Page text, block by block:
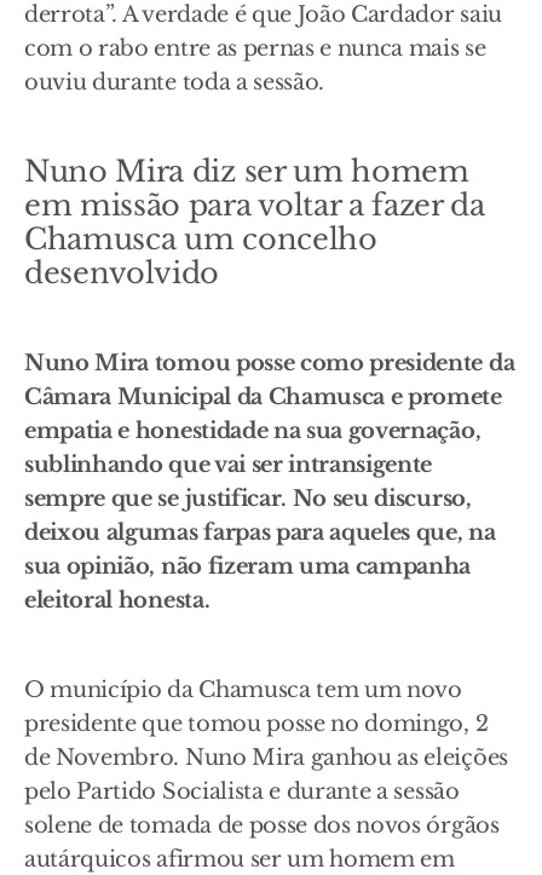
derrota”. A verdade é que João Cardador saiu
com o rabo entre as pernas e nunca mais se
ouviu durante toda a sessão.
Nuno Mira diz ser um homem
em missão para voltar a fazer da
Chamusca um concelho
desenvolvido
Nuno Mira tomou posse como presidente da
Câmara Municipal da Chamusca e promete
empatia e honestidade na sua governação,
sublinhando que vai ser intransigente
sempre que se justificar. No seu discurso,
deixou algumas farpas para aqueles que, na
sua opinião, não fizeram uma campanha
eleitoral honesta.
O município da Chamusca tem um novo
presidente que tomou posse no domingo, 2
de Novembro. Nuno Mira ganhou as eleições
pelo Partido Socialista e durante a sessão
solene de tomada de posse dos novos órgãos
autárquicos afirmou ser um homem em